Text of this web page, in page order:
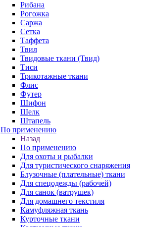
Рибана
Рогожка
Саржа
Сетка
Таффета
Твил
Твидовые ткани (Твид)
Тиси
Трикотажные ткани
Флис
Футер
Шифон
Шелк
Штапель
По применению
Назад
По применению
Для охоты и рыбалки
Для туристического снаряжения
Блузочные (плательные) ткани
Для спецодежды (рабочей)
Для санок (ватрушек)
Для домашнего текстиля
Камуфляжная ткань
Курточные ткани